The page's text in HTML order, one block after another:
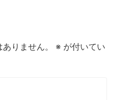
りません。 ※ が付いてい